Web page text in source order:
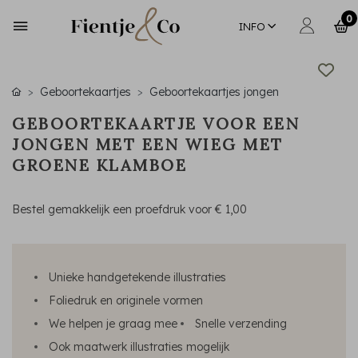
INFO
0
Geboortekaartjes Geboortekaartjes jongen
GEBOORTEKAARTJE VOOR EEN
JONGEN MET EEN WIEG MET
GROENE KLAMBOE
Bestel gemakkelijk een proefdruk voor€ 1,00
Unieke handgetekende illustraties
Foliedruk en originele vormen
We helpen je graag mee
Snelle verzending
Ook maatwerk illustraties mogelijk